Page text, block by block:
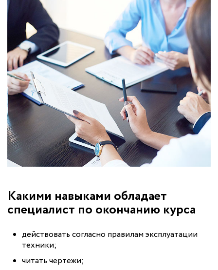
Какими навыками обладает
специалист по окончанию курса
действовать согласно правилам эксплуатации
техники;
читать чертежи;